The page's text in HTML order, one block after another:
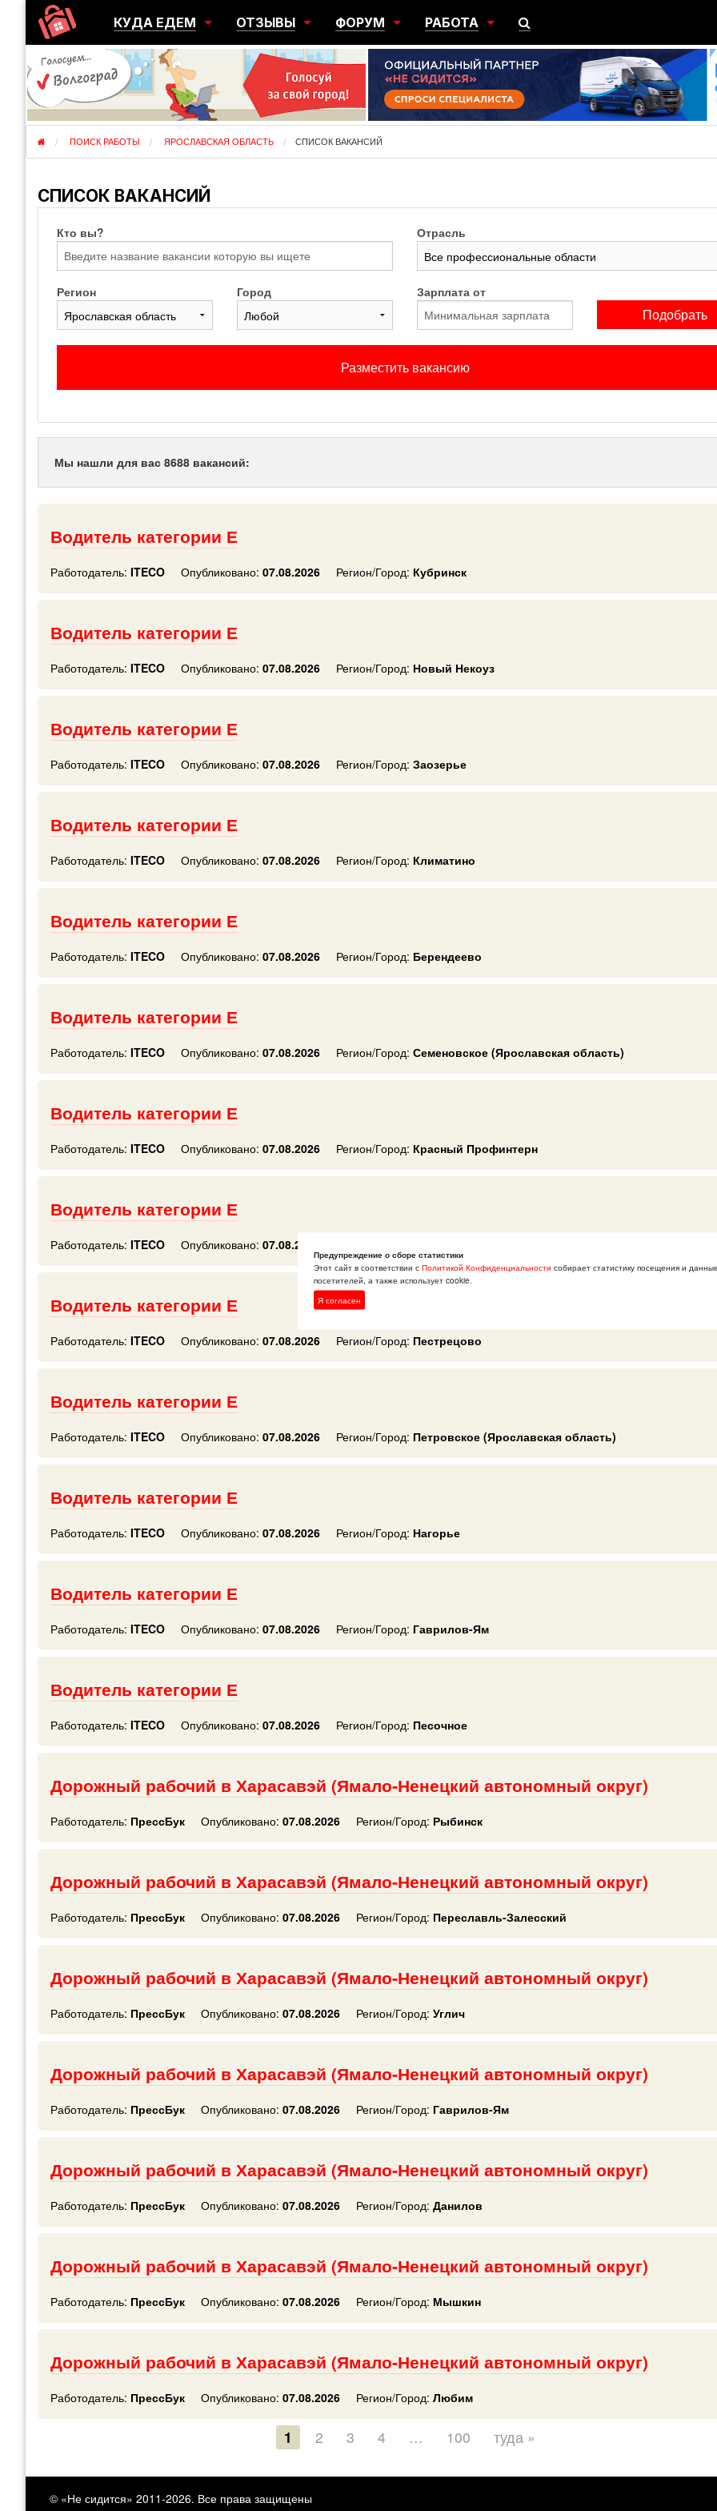
КУДА ЕДЕМ
ГОРОДА
РЕГИОНЫ
ОТЗЫВЫ
ПЕРЕЕЗДЫ
ЭМИГРАЦИЯ
ФОРУМ
ЮЖНЫЙ
РАБОТА
ПОИСК РАБОТЫ
РАЗМЕСТИТЬ ВАКАНСИЮ
ПОИСК РАБОТЫ ЯРОСЛАВСКАЯ ОБЛАСТЬ СПИСОК ВАКАНСИЙ
СПИСОК ВАКАНСИЙ
Кто вы? Отрасль
Регион Город Зарплата от
Подобрать
Разместить вакансию
Мы нашли для вас 8688 вакансий:
Водитель категории Е
Работодатель: ITECO Опубликовано: 07.08.2026 Регион/Город: Кубринск
Водитель категории Е
Работодатель: ITECO Опубликовано: 07.08.2026 Регион/Город: Новый Некоуз
Водитель категории Е
Работодатель: ITECO Опубликовано: 07.08.2026 Регион/Город: Заозерье
Водитель категории Е
Работодатель: ITECO Опубликовано: 07.08.2026 Регион/Город: Климатино
Водитель категории Е
Работодатель: ITECO Опубликовано: 07.08.2026 Регион/Город: Берендеево
Водитель категории Е
Работодатель: ITECO Опубликовано: 07.08.2026 Регион/Город: Семеновское (Ярославская область)
Водитель категории Е
Работодатель: ITECO Опубликовано: 07.08.2026 Регион/Город: Красный Профинтерн
Водитель категории Е
Работодатель: ITECO Опубликовано: 07.08.2026
Водитель категории Е
Работодатель: ITECO Опубликовано: 07.08.2026 Регион/Город: Пестрецово
Водитель категории Е
Работодатель: ITECO Опубликовано: 07.08.2026 Регион/Город: Петровское (Ярославская область)
Водитель категории Е
Работодатель: ITECO Опубликовано: 07.08.2026 Регион/Город: Нагорье
Водитель категории Е
Работодатель: ITECO Опубликовано: 07.08.2026 Регион/Город: Гаврилов-Ям
Водитель категории Е
Работодатель: ITECO Опубликовано: 07.08.2026 Регион/Город: Песочное
Дорожный рабочий в Харасавэй (Ямало-Ненецкий автономный округ)
Работодатель: ПрессБук Опубликовано: 07.08.2026 Регион/Город: Рыбинск
Дорожный рабочий в Харасавэй (Ямало-Ненецкий автономный округ)
Работодатель: ПрессБук Опубликовано: 07.08.2026 Регион/Город: Переславль-Залесский
Дорожный рабочий в Харасавэй (Ямало-Ненецкий автономный округ)
Работодатель: ПрессБук Опубликовано: 07.08.2026 Регион/Город: Углич
Дорожный рабочий в Харасавэй (Ямало-Ненецкий автономный округ)
Работодатель: ПрессБук Опубликовано: 07.08.2026 Регион/Город: Гаврилов-Ям
Дорожный рабочий в Харасавэй (Ямало-Ненецкий автономный округ)
Работодатель: ПрессБук Опубликовано: 07.08.2026 Регион/Город: Данилов
Дорожный рабочий в Харасавэй (Ямало-Ненецкий автономный округ)
Работодатель: ПрессБук Опубликовано: 07.08.2026 Регион/Город: Мышкин
Дорожный рабочий в Харасавэй (Ямало-Ненецкий автономный округ)
Работодатель: ПрессБук Опубликовано: 07.08.2026 Регион/Город: Любим
1 2 3 4 … 100 туда »
© «Не сидится» 2011-2026. Все права защищены
Предупреждение о сборе статистики
Этот сайт в соответствии с Политикой Конфиденциальности собирает статистику посещения и
посетителей, а также использует cookie.
Я согласен